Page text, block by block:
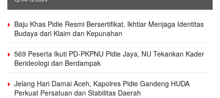
Baju Khas Pidie Resmi Bersertifikat, Ikhtiar Menjaga Identitas
Budaya dari Klaim dan Kepunahan
569 Peserta Ikuti PD-PKPNU Pidie Jaya, NU Tekankan Kader
Berideologi dan Berdampak
Jelang Hari Damai Aceh, Kapolres Pidie Gandeng HUDA
Perkuat Persatuan dan Stabilitas Daerah